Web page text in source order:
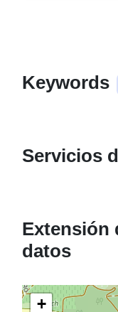
Keywords
Servicios
Extensión
datos
+